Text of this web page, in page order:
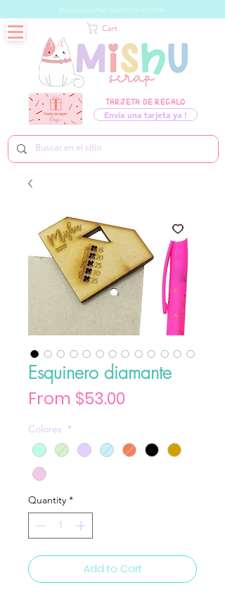
Business hours: Mon - Sat 09:00 to 20:00 hrs
TARJETA DE REGALO
Envía una tarjeta ya !
Cart
Esquinero diamante
From $53.00
Colores *
Quantity *
Add to Cart